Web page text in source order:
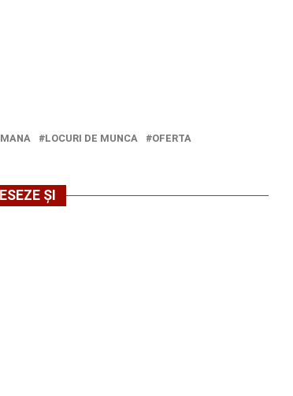
LOCURI DE MUNCA OFERTA
ȘI